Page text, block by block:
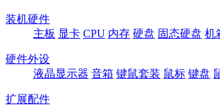
装机硬件
主板 显卡 CPU 内存 硬盘 固态硬盘 机
硬件外设
液晶显示器 音箱 键鼠套装 鼠标 键盘
扩展配件